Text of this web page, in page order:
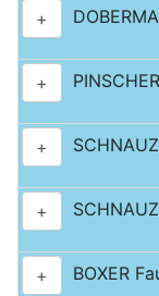
+
+
+
+
+ BOXER